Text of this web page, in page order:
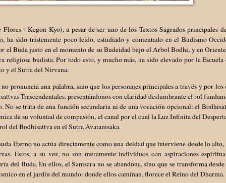
- Kegon Kyo), a pesar de ser uno de los Textos Sagrados principales
ha sido tristemente poco leído, estudiado y comentado en el Budismo
el Buda justo en el momento de su Budeidad bajo el Arbol Bodhi, y en
religiosa budista. Por todo esto, y mucho más, ha sido elevado por la
y el Sutra del Nirvana.
pronuncia una palabra, sino que los personajes principales a través y por los
Trascendentales. presentándonos con claridad deslumbrante el rol
se trata de una función secundaria ni de una vocación opcional: el
de su voluntad de compasión, el canal por el cual la Luz Infinita del
del Bodhisattva en el Sutra Avatamsaka.
Eterno no actúa directamente como una deidad que interviene desde lo alto,
Estos, a su vez, no son meramente individuos con aspiraciones
del Buda. En ellos, el Samsara no se abandona, sino que se transforma
en el jardín del mundo: donde ellos caminan, florece el Reino del Dharma.